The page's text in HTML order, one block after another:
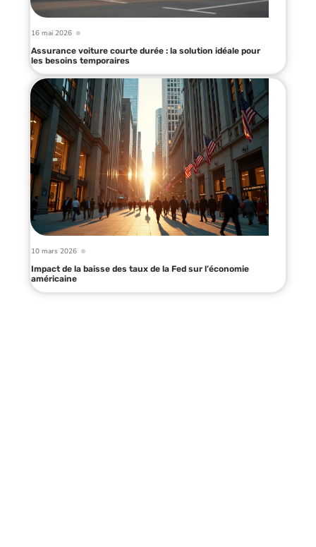
16 mai 2026
Assurance voiture courte durée : la solution idéale pour
les besoins temporaires
10 mars 2026
Impact de la baisse des taux de la Fed sur l’économie
américaine